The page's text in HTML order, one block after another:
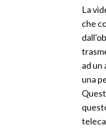
La
che
ad un
una